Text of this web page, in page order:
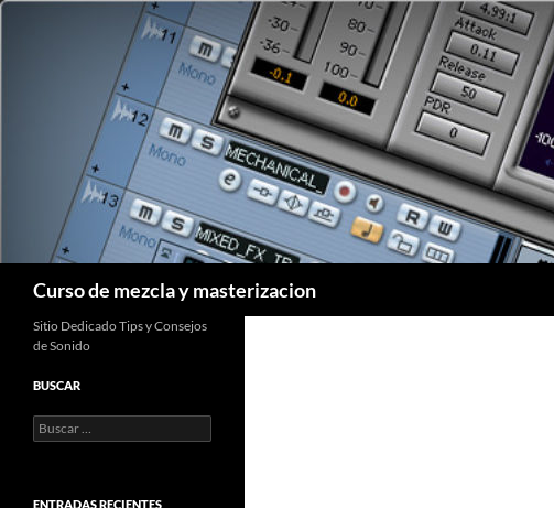
Saltar
Curso de mezcla y masterizacion
Sitio Dedicado Tips y Consejos
de Sonido
BUSCAR
Buscar:
ENTRADAS RECIENTES